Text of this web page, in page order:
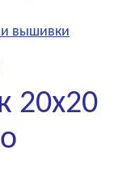
вышивки
20x20